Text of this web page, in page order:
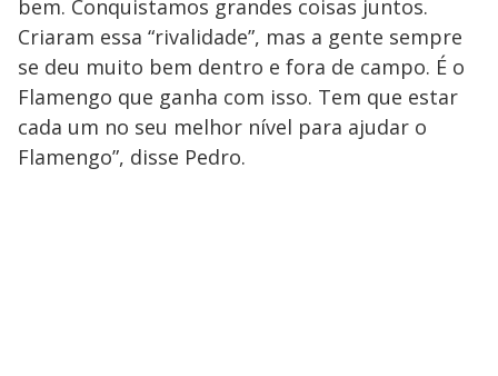
bem. Conquistamos grandes coisas juntos.
Criaram essa “rivalidade”, mas a gente sempre
se deu muito bem dentro e fora de campo. É o
Flamengo que ganha com isso. Tem que estar
cada um no seu melhor nível para ajudar o
Flamengo”, disse Pedro.